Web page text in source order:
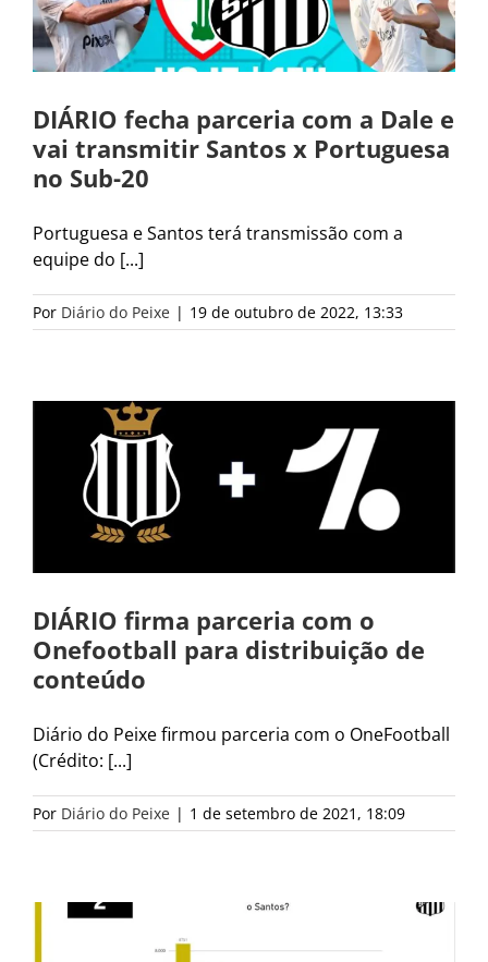
DIÁRIO fecha parceria com a Dale e
vai transmitir Santos x Portuguesa
no Sub-20
Portuguesa e Santos terá transmissão com a
equipe do [...]
Por Diário do Peixe | 19 de outubro de 2022, 13:33
DIÁRIO firma parceria com o
Onefootball para distribuição de
conteúdo
Diário do Peixe firmou parceria com o OneFootball
(Crédito: [...]
Por Diário do Peixe | 1 de setembro de 2021, 18:09